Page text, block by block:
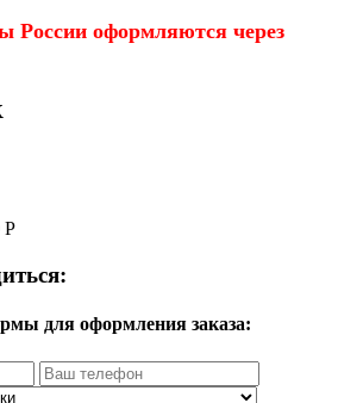
России оформляются через
Р
для оформления заказа: